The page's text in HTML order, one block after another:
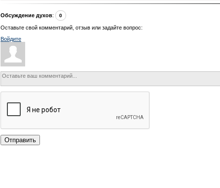
Обсуждение духов: 0
Оставьте свой комментарий, отзыв или задайте вопрос:
Войдите
Отправить